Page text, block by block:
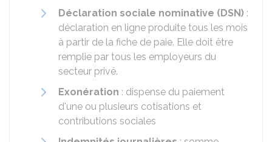
Déclaration sociale nominative (DSN) :
déclaration en ligne produite tous les mois
à partir de la fiche de paie. Elle doit être
remplie par tous les employeurs du
secteur privé.
Exonération : dispense du paiement
d'une ou plusieurs cotisations et
contributions sociales